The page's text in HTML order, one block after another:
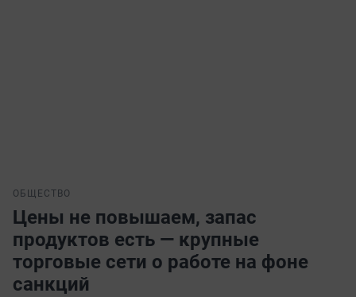
ОБЩЕСТВО
Цены не повышаем, запас
продуктов есть — крупные
торговые сети о работе на фоне
санкций